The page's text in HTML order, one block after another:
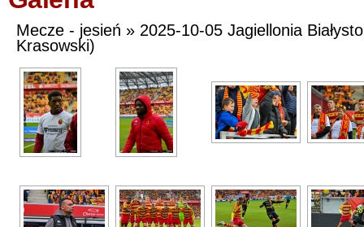
Mecze - jesień » 2025-10-05 Jagiellonia
Krasowski)